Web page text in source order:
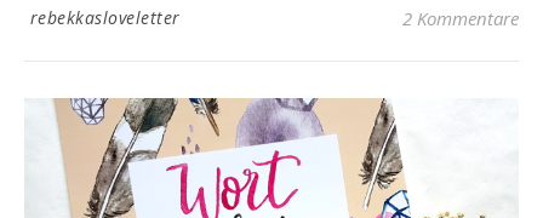
rebekkasloveletter 2 Kommentare